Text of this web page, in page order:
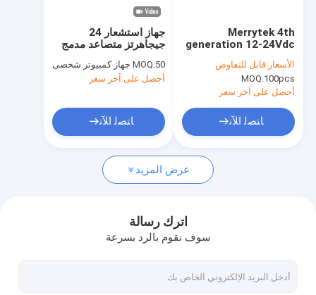
اتصل بنا
أخبار
الميكروويف استشعار الحركة
جهاز استشعار 24
جيجاهرتز متصاعد مدمج
اللاسلكية MSA201 Z
MOQ:50 جهاز كمبيوتر شخصى
أحصل على آخر سعر
ﺎﺘﺼﻟ ﺍﻶﻧ
Merrytek 4th
generation 12-24Vdc
input Occupancy
detector with one
potential-free dry
contact
الأسعار:قابل للتفاوض
MOQ:100pcs
أحصل على آخر سعر
ﺎﺘﺼﻟ ﺍﻶﻧ
عرض المزيد
اترك رسالة
سوف نقوم بالرد بسرعة